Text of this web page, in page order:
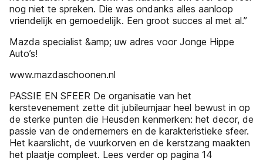
nog niet te spreken. Die was ondanks alles aanloop
vriendelĳk en gemoedelĳk. Een groot succes al met al.”
Mazda specialist &amp; uw adres voor Jonge Hippe
Auto’s!
www.mazdaschoonen.nl
PASSIE EN SFEER De organisatie van het
kerstevenement zette dit jubileumjaar heel bewust in op
de sterke punten die Heusden kenmerken: het decor, de
passie van de ondernemers en de karakteristieke sfeer.
Het kaarslicht, de vuurkorven en de kerstzang maakten
het plaatje compleet. Lees verder op pagina 14